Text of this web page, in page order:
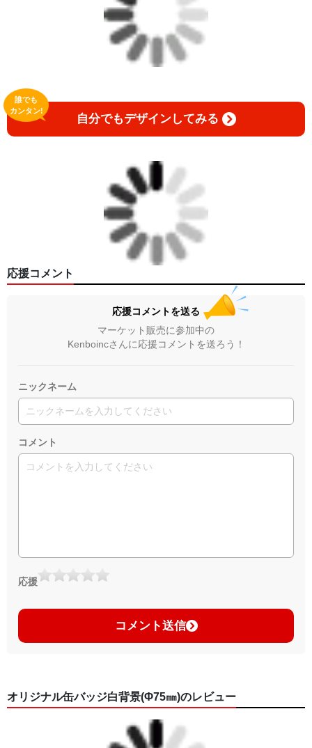
自分でもデザインしてみる
誰でも
カンタン!
応援コメント
応援コメントを送る
マーケット販売に参加中の
Kenboincさんに応援コメントを送ろう！
ニックネーム
コメント
応援
コメント送信
オリジナル缶バッジ白背景(Φ75㎜)のレビュー